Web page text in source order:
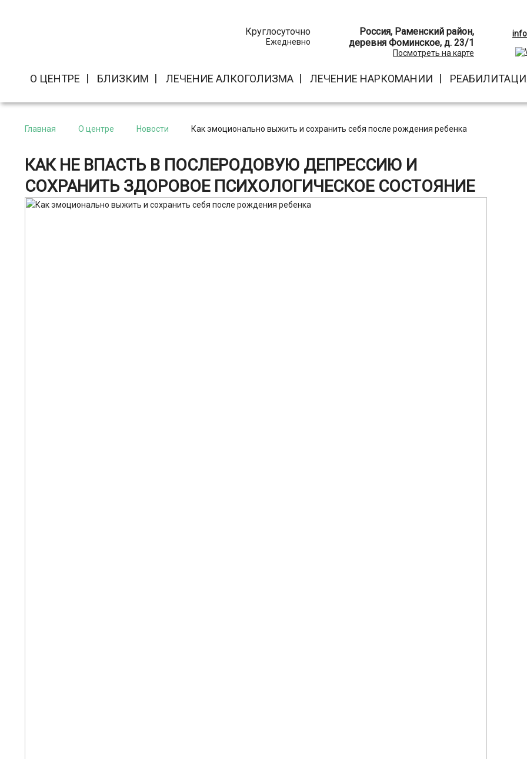
Круглосуточно
Ежедневно
Россия, Раменский район,
деревня Фоминское, д. 23/1
Посмотреть на карте
О ЦЕНТРЕ БЛИЗКИМ ЛЕЧЕНИЕ АЛКОГОЛИЗМА ЛЕЧЕНИЕ НАРКОМАНИИ
Главная О центре Новости Как эмоционально выжить и сохранить себя после рождения ребенка
КАК НЕ ВПАСТЬ В ПОСЛЕРОДОВУЮ ДЕПРЕССИЮ И
СОХРАНИТЬ ЗДОРОВОЕ ПСИХОЛОГИЧЕСКОЕ СОСТОЯНИЕ